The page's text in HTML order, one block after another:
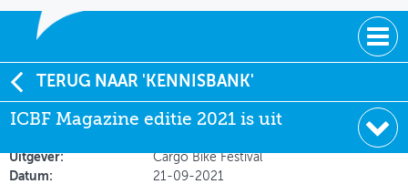
ACTUEEL
DOSSIERS
BIJEENKOMSTEN
TERUG NAAR 'KENNISBANK'
ICBF Magazine editie 2021 is uit
ICBF Magazine editie 2021 is uit
Uitgever:
Cargo Bike Festival
Datum:
21-09-2021